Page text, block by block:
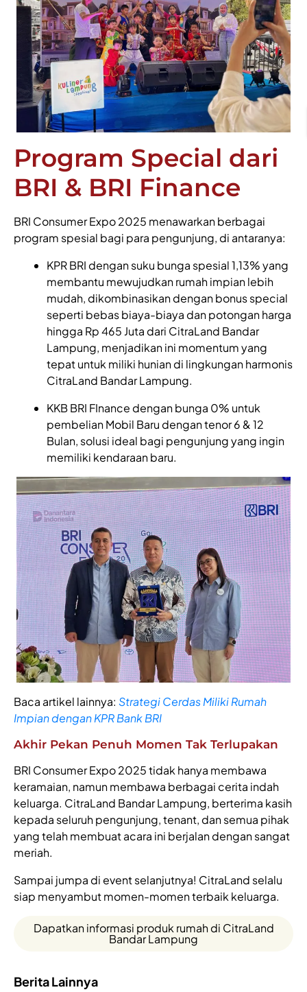
Program Special dari
BRI & BRI Finance
BRI Consumer Expo 2025 menawarkan berbagai
program spesial bagi para pengunjung, di antaranya:
KPR BRI dengan suku bunga spesial 1,13% yang
membantu mewujudkan rumah impian lebih
mudah, dikombinasikan dengan bonus special
seperti bebas biaya-biaya dan potongan harga
hingga Rp 465 Juta dari CitraLand Bandar
Lampung, menjadikan ini momentum yang
tepat untuk miliki hunian di lingkungan harmonis
CitraLand Bandar Lampung.
KKB BRI FInance dengan bunga 0% untuk
pembelian Mobil Baru dengan tenor 6 & 12
Bulan, solusi ideal bagi pengunjung yang ingin
memiliki kendaraan baru.
Baca artikel lainnya: Strategi Cerdas Miliki Rumah
Impian dengan KPR Bank BRI
Akhir Pekan Penuh Momen Tak Terlupakan
BRI Consumer Expo 2025 tidak hanya membawa
keramaian, namun membawa berbagai cerita indah
keluarga. CitraLand Bandar Lampung, berterima kasih
kepada seluruh pengunjung, tenant, dan semua pihak
yang telah membuat acara ini berjalan dengan sangat
meriah.
Sampai jumpa di event selanjutnya! CitraLand selalu
siap menyambut momen-momen terbaik keluarga.
Dapatkan informasi produk rumah di CitraLand
Bandar Lampung
Berita Lainnya